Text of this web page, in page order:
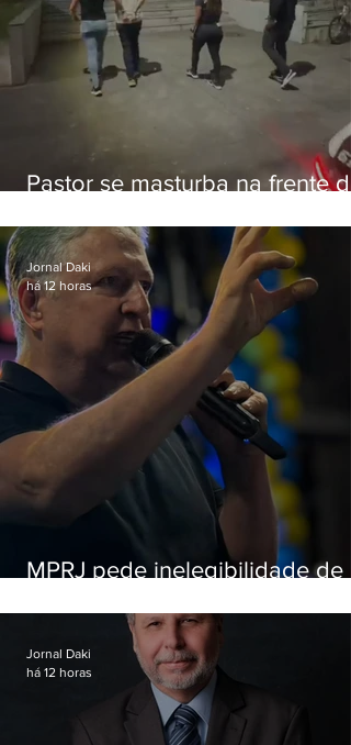
Pastor se masturba na frente de
MPRJ pede inelegibilidade de
Jornal Daki
há 12 horas
Jornal Daki
há 12 horas